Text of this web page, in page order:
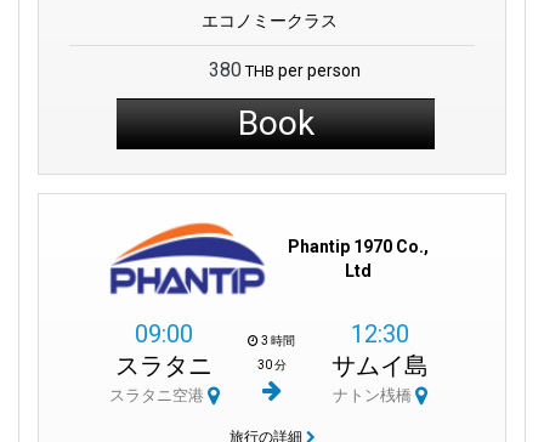
エコノミークラス
380 THB per person
Book
Phantip 1970 Co.,
Ltd
09:00
スラタニ
スラタニ空港
3 時間
30 分
12:30
サムイ島
ナトン桟橋
旅行の詳細